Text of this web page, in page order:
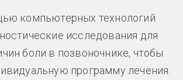
компьютерных технологий
исследования для
боли в позвоночнике, чтобы
программу лечения.